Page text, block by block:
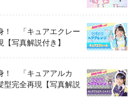
！ 「キュアエクレー
写真解説付き】
！ 「キュアアルカ
型完全再現【写真解説